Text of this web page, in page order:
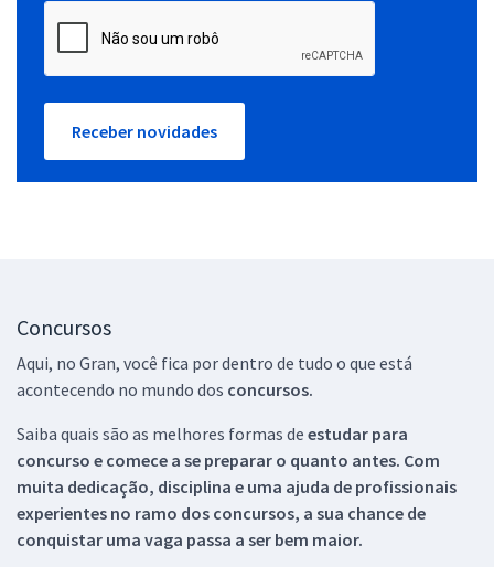
Receber novidades
Concursos
Aqui, no Gran, você fica por dentro de tudo o que está
acontecendo no mundo dos concursos.
Saiba quais são as melhores formas de estudar para
concurso e comece a se preparar o quanto antes. Com
muita dedicação, disciplina e uma ajuda de profissionais
experientes no ramo dos concursos, a sua chance de
conquistar uma vaga passa a ser bem maior.